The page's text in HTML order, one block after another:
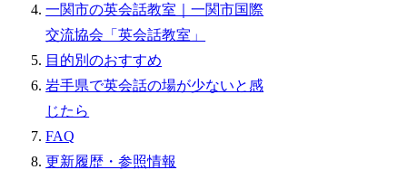
一関市の英会話教室｜一関市国際
交流協会「英会話教室」
目的別のおすすめ
岩手県で英会話の場が少ないと感
じたら
FAQ
更新履歴・参照情報